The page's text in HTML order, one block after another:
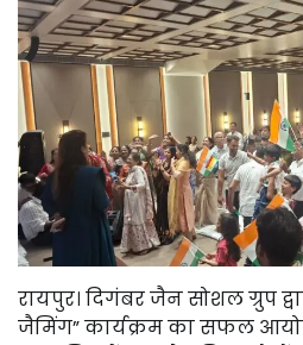
रायपुर। दिगंबर जैन सोशल ग्रुप
जैमिंग” कार्यक्रम का सफल